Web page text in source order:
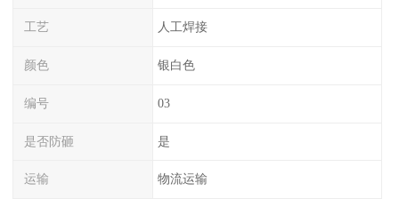
工艺 人工焊接
颜色 银白色
编号 03
是否防砸 是
运输 物流运输